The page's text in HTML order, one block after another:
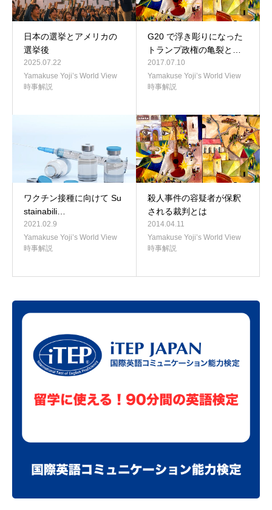
日本の選挙とアメリカの
選挙後
2025.07.22
Yamakuse Yoji’s World View
時事解説
G20 で浮き彫りになった
トランプ政権の亀裂と…
2017.07.10
Yamakuse Yoji’s World View
時事解説
ワクチン接種に向けて Su
stainabili…
2021.02.9
Yamakuse Yoji’s World View
時事解説
殺人事件の容疑者が保釈
される裁判とは
2014.04.11
Yamakuse Yoji’s World View
時事解説